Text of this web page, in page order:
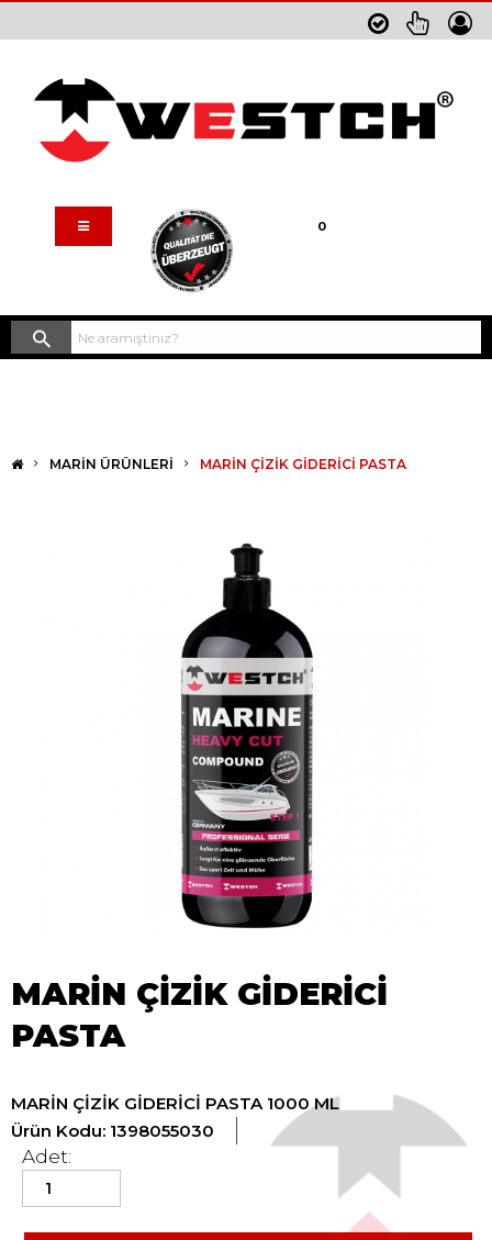
0
MARIN ÜRÜNLERI MARİN ÇİZİK GİDERİCİ PASTA
MARİN ÇİZİK GİDERİCİ
PASTA
MARİN ÇİZİK GİDERİCİ PASTA 1000 ML
Ürün Kodu: 1398055030
Adet: